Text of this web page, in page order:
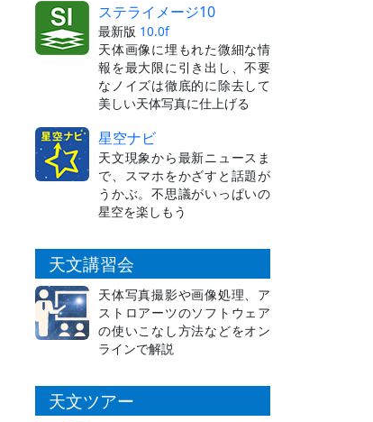
ステライメージ10
最新版 10.0f
天体画像に埋もれた微細な情
報を最大限に引き出し、不要
なノイズは徹底的に除去して
美しい天体写真に仕上げる
星空ナビ
天文現象から最新ニュースま
で、スマホをかざすと話題が
うかぶ。不思議がいっぱいの
星空を楽しもう
天文講習会
天体写真撮影や画像処理、ア
ストロアーツのソフトウェア
の使いこなし方法などをオン
ラインで解説
天文ツアー